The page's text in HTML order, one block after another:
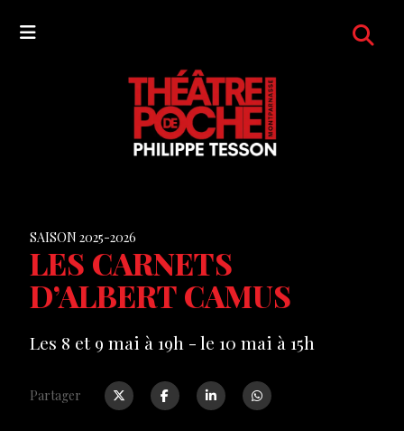
SAISON 2025-2026
LES CARNETS
D’ALBERT CAMUS
Les 8 et 9 mai à 19h - le 10 mai à 15h
Partager